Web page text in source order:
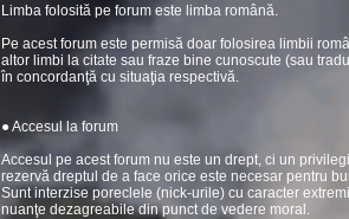
Limba folosită pe forum este limba română.
Pe acest forum este permisă doar folosirea limbii
altor limbi la citate sau fraze bine cunoscute (sau
în concordanţă cu situaţia respectivă.
● Accesul la forum
Accesul pe acest forum nu este un drept, ci un
rezervă dreptul de a face orice este necesar pentru
Sunt interzise poreclele (nick-urile) cu caracter
nuanţe dezagreabile din punct de vedere moral.